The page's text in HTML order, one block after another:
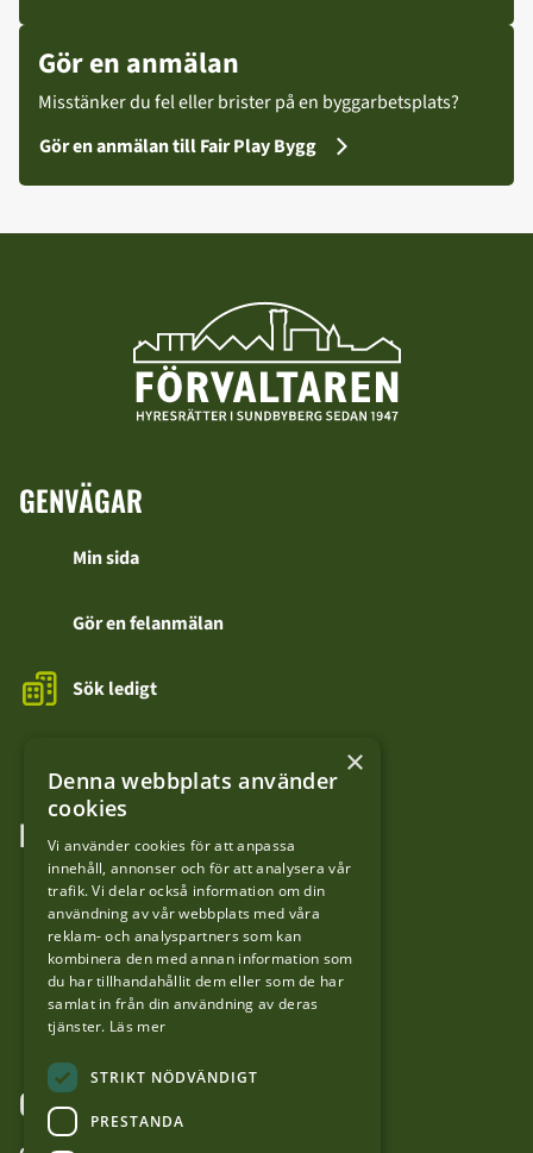
Gör en anmälan
Misstänker du fel eller brister på en byggarbetsplats?
Gör en anmälan till Fair Play Bygg
GENVÄGAR
Min sida
Gör en felanmälan
Sök ledigt
FÖLJ OSS
LinkedIn
Facebook
YouTube
OM WEBBPLATSEN
×
Denna webbplats använder
cookies
Vi använder cookies för att anpassa
innehåll, annonser och för att analysera vår
trafik. Vi delar också information om din
användning av vår webbplats med våra
reklam- och analyspartners som kan
kombinera den med annan information som
du har tillhandahållit dem eller som de har
samlat in från din användning av deras
tjänster. Läs mer
STRIKT NÖDVÄNDIGT
PRESTANDA